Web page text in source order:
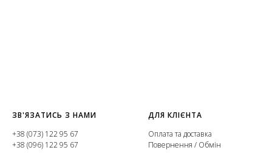
ЗВ'ЯЗАТИСЬ З НАМИ
+38 (073) 122 95 67
+38 (096) 122 95 67
ДЛЯ КЛІЄНТА
Оплата та доставка
Повернення / Обмін